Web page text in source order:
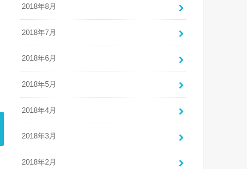
2018年8月
2018年7月
2018年6月
2018年5月
2018年4月
2018年3月
2018年2月